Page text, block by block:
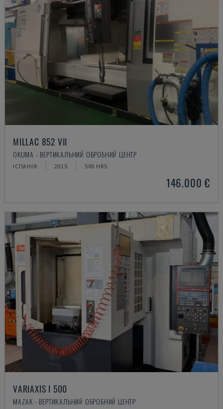
MILLAC 852 VII
OKUMA - ВЕРТИКАЛЬНИЙ ОБРОБНИЙ ЦЕНТР
ІСПАНІЯ 2015 500 HRS
146.000 €
VARIAXIS I 500
MAZAK - ВЕРТИКАЛЬНИЙ ОБРОБНИЙ ЦЕНТР